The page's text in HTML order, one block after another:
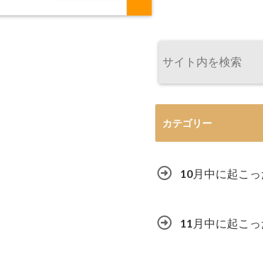
カテゴリー
10月中に起こ
11月中に起こ